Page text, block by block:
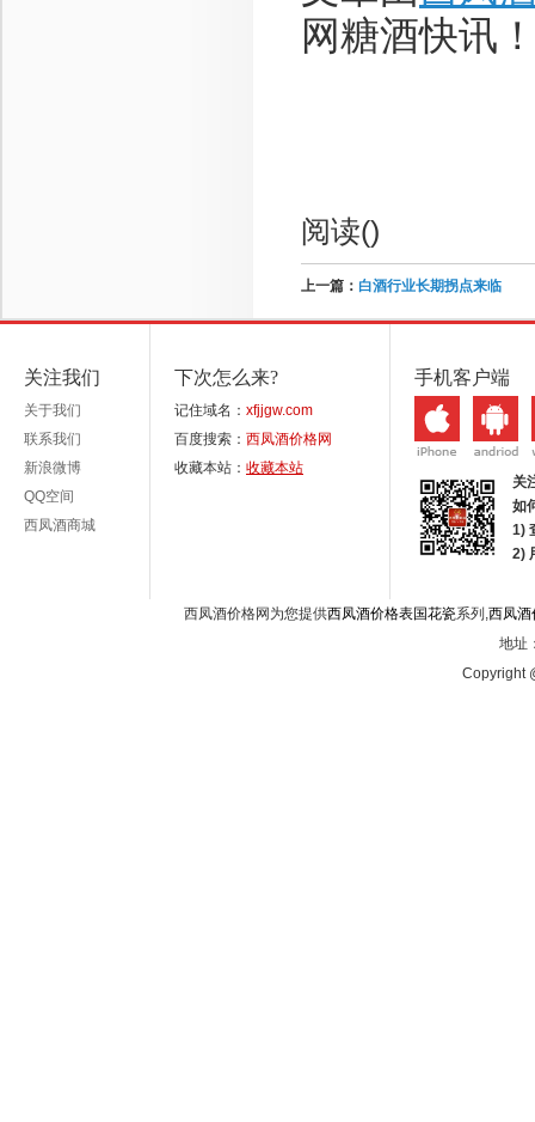
网糖酒快讯
阅读()
上一篇： 白酒行业长期拐点来临
关注我们
关于我们
联系我们
新浪微博
QQ空间
西凤酒商城
下次怎么来?
记住域名： xfjjgw.com
百度搜索： 西凤酒价格网
收藏本站： 收藏本站
手机客户端
关
如
1)
2)
西凤酒价格网为您提供西凤酒价格表国花瓷系列,西凤酒
地址
Copyright